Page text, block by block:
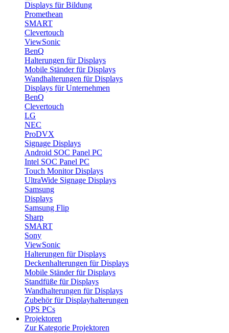
Displays für Bildung
Promethean
SMART
Clevertouch
ViewSonic
BenQ
Halterungen für Displays
Mobile Ständer für Displays
Wandhalterungen für Displays
Displays für Unternehmen
BenQ
Clevertouch
LG
NEC
ProDVX
Signage Displays
Android SOC Panel PC
Intel SOC Panel PC
Touch Monitor Displays
UltraWide Signage Displays
Samsung
Displays
Samsung Flip
Sharp
SMART
Sony
ViewSonic
Halterungen für Displays
Deckenhalterungen für Displays
Mobile Ständer für Displays
Standfüße für Displays
Wandhalterungen für Displays
Zubehör für Displayhalterungen
OPS PCs
Projektoren
Zur Kategorie Projektoren